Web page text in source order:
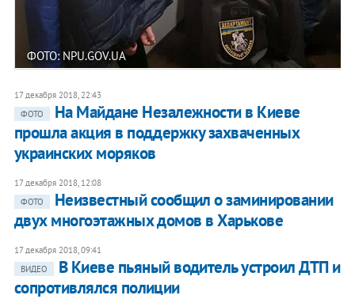
ФОТО: NPU.GOV.UA
17 декабря 2018, 22:43
ФОТО
На Майдане Незалежности в Киеве
прошла акция в поддержку захваченных
украинских моряков
17 декабря 2018, 12:08
ФОТО
Неизвестный сообщил о заминировании
двух многоэтажных домов в Харькове
17 декабря 2018, 09:41
ВИДЕО
В Киеве пьяный водитель устроил ДТП и
сопротивлялся полиции